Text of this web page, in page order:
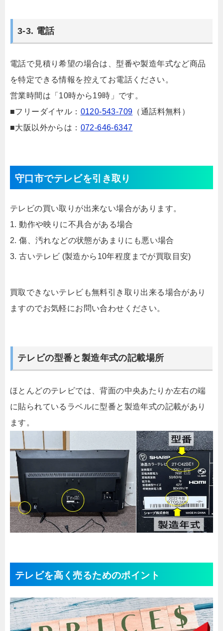
3-3. 電話
電話で見積り希望の場合は、型番や製造年式など商品
を特定できる情報を控えてお電話ください。
営業時間は「10時から19時」です。
■フリーダイヤル： 0120-543-709 （通話料無料）
■大阪以外からは： 072-646-6347
守口市でテレビを引き取り
テレビの買い取りが出来ない場合があります。
1. 動作や映りに不具合がある場合
2. 傷、汚れなどの状態があまりにも悪い場合
3. 古いテレビ (製造から10年程度までが買取目安)
買取できないテレビも無料引き取り出来る場合があり
ますのでお気軽にお問い合わせください。
テレビの型番と製造年式の記載場所
ほとんどのテレビでは、背面の中央あたりか左右の端
に貼られているラベルに型番と製造年式の記載があり
ます。
テレビを高く売るためのポイント